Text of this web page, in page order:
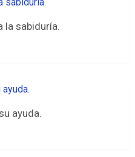
la sabiduría.
ayuda.